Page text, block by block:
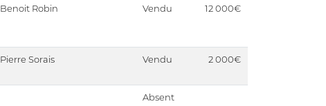
Benoit Robin Vendu 12 000€
Pierre Sorais Vendu 2 000€
Absent